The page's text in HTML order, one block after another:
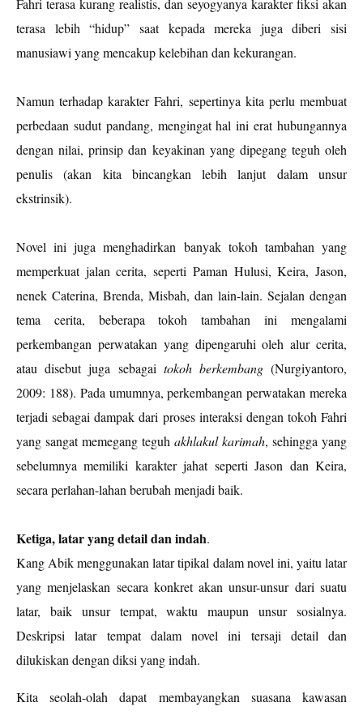
Fahri terasa kurang realistis, dan seyogyanya karakter fiksi akan
terasa lebih “hidup” saat kepada mereka juga diberi sisi
manusiawi yang mencakup kelebihan dan kekurangan.
Namun terhadap karakter Fahri, sepertinya kita perlu membuat
perbedaan sudut pandang, mengingat hal ini erat hubungannya
dengan nilai, prinsip dan keyakinan yang dipegang teguh oleh
penulis (akan kita bincangkan lebih lanjut dalam unsur
ekstrinsik).
Novel ini juga menghadirkan banyak tokoh tambahan yang
memperkuat jalan cerita, seperti Paman Hulusi, Keira, Jason,
nenek Caterina, Brenda, Misbah, dan lain-lain. Sejalan dengan
tema cerita, beberapa tokoh tambahan ini mengalami
perkembangan perwatakan yang dipengaruhi oleh alur cerita,
atau disebut juga sebagai tokoh berkembang(Nurgiyantoro,
2009: 188). Pada umumnya, perkembangan perwatakan mereka
terjadi sebagai dampak dari proses interaksi dengan tokoh Fahri
yang sangat memegang teguh akhlakul karimah, sehingga yang
sebelumnya memiliki karakter jahat seperti Jason dan Keira,
secara perlahan-lahan berubah menjadi baik.
Ketiga, latar yang detail dan indah.
Kang Abik menggunakan latar tipikal dalam novel ini, yaitu latar
yang menjelaskan secara konkret akan unsur-unsur dari suatu
latar, baik unsur tempat, waktu maupun unsur sosialnya.
Deskripsi latar tempat dalam novel ini tersaji detail dan
dilukiskan dengan diksi yang indah.
Kita seolah-olah dapat membayangkan suasana kawasan